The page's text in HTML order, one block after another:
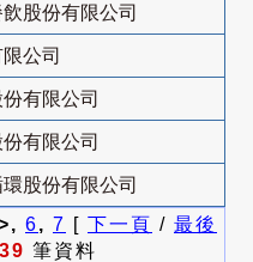
股份有限公司
公司
有限公司
有限公司
股份有限公司
6, 7 [ 下一頁 / 最後
筆資料